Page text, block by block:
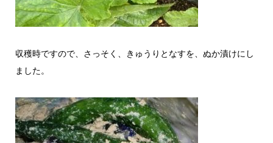
収穫時ですので、さっそく、きゅうりとなすを、ぬか漬けにし
ました。